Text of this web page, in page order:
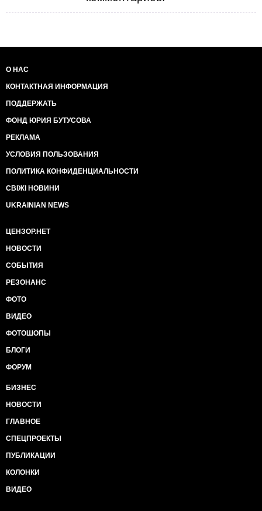
О НАС
КОНТАКТНАЯ ИНФОРМАЦИЯ
ПОДДЕРЖАТЬ
ФОНД ЮРИЯ БУТУСОВА
РЕКЛАМА
УСЛОВИЯ ПОЛЬЗОВАНИЯ
ПОЛИТИКА КОНФИДЕНЦИАЛЬНОСТИ
СВІЖІ НОВИНИ
UKRAINIAN NEWS
ЦЕНЗОР.НЕТ
НОВОСТИ
СОБЫТИЯ
РЕЗОНАНС
ФОТО
ВИДЕО
ФОТОШОПЫ
БЛОГИ
ФОРУМ
БИЗНЕС
НОВОСТИ
ГЛАВНОЕ
СПЕЦПРОЕКТЫ
ПУБЛИКАЦИИ
КОЛОНКИ
ВИДЕО